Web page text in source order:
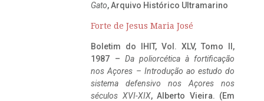
Gato, Arquivo Histórico Ultramarino
Forte de Jesus Maria José
Boletim do IHIT, Vol. XLV, Tomo II,
1987 – Da poliorcética à fortificação
nos Açores – Introdução ao estudo do
sistema defensivo nos Açores nos
séculos XVI-XIX, Alberto Vieira. (Em